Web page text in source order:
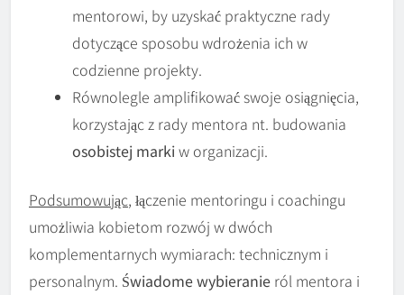
mentorowi, by uzyskać praktyczne rady
dotyczące sposobu wdrożenia ich w
codzienne projekty.
Równolegle ampliﬁkować swoje osiągnięcia,
korzystając z rady mentora nt. budowania
osobistej markiw organizacji.
Podsumowując, łączenie mentoringu i coachingu
umożliwia kobietom rozwój w dwóch
komplementarnych wymiarach: technicznym i
personalnym. Świadome wybieranie ról mentora i